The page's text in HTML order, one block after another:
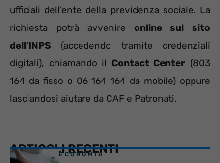
ufficiali dell’ente della previdenza sociale. La
richiesta potrà avvenire online sul sito
dell’INPS (accedendo tramite credenziali
digitali), chiamando il Contact Center (803
164 da fisso o 06 164 164 da mobile) oppure
lasciandosi aiutare da CAF e Patronati.
ARTICOLI RECENTI
ECONOMIA